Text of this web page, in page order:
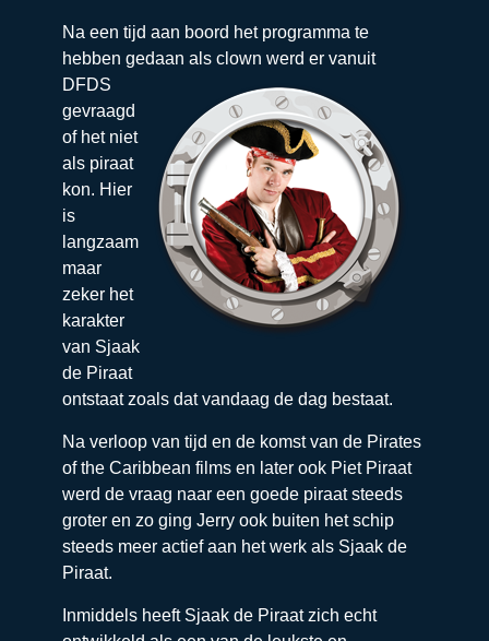
Na een tijd aan boord het programma te
hebben gedaan als clown werd er vanuit
DFDS
gevraagd
of het niet
als piraat
kon. Hier
is
langzaam
maar
zeker het
karakter
van Sjaak
de Piraat
ontstaat zoals dat vandaag de dag bestaat.
Na verloop van tijd en de komst van de Pirates
of the Caribbean films en later ook Piet Piraat
werd de vraag naar een goede piraat steeds
groter en zo ging Jerry ook buiten het schip
steeds meer actief aan het werk als Sjaak de
Piraat.
Inmiddels heeft Sjaak de Piraat zich echt